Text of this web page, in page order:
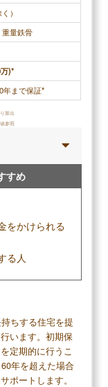
こ
せ
し
す
く安心して
感謝してい
暮らしがで
して暮らせ
類が多い
）
量鉄骨
)*
年まで保証*
算出
参照
すめ
をかけられる
る人
ちする住宅を提
います。初期保
定期的に行うこ
年を超えた場合
ポートします。